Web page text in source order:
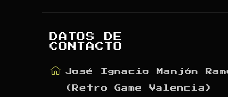
DATOS DE
CONTACTO
José Ignacio Manjón
(Retro Game Valencia)